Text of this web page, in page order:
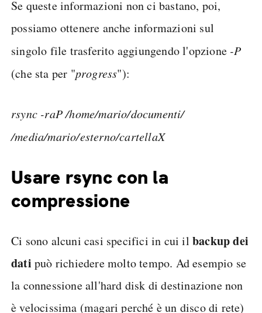
Se queste informazioni non ci bastano, poi,
possiamo ottenere anche informazioni sul
singolo file trasferito aggiungendo l'opzione -P
(che sta per "progress"):
rsync -raP /home/mario/documenti/
/media/mario/esterno/cartellaX
Usare rsync con la
compressione
Ci sono alcuni casi specifici in cui il backup dei
dati può richiedere molto tempo. Ad esempio se
la connessione all'hard disk di destinazione non
è velocissima (magari perché è un disco di rete)